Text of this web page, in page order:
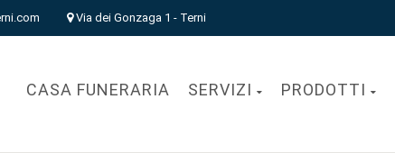
Via dei Gonzaga 1 - Terni
CASA FUNERARIA SERVIZI PRODOTTI